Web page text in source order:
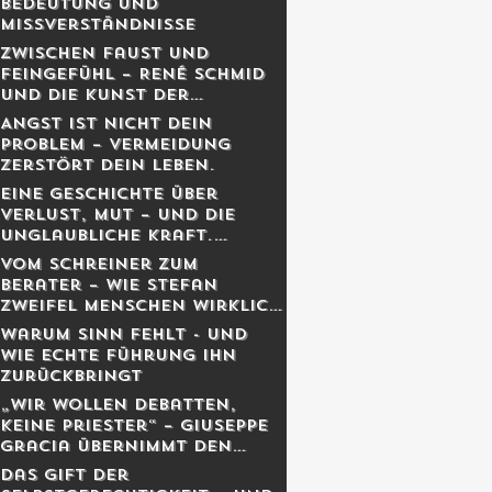
Missverständnisse
Zwischen Faust und
Feingefühl – René Schmid
und die Kunst der
lebendigen Balance
Angst ist nicht dein
Problem – Vermeidung
zerstört dein Leben.
Eine Geschichte über
Verlust, Mut – und die
unglaubliche Kraft,
weiterzugehen.
Vom Schreiner zum
Berater – Wie Stefan
Zweifel Menschen wirklich
reicher macht
Warum Sinn fehlt - und
wie echte Führung ihn
zurückbringt
„Wir wollen Debatten,
keine Priester“ – Giuseppe
Gracia übernimmt den
Schweizer Monat
Das Gift der